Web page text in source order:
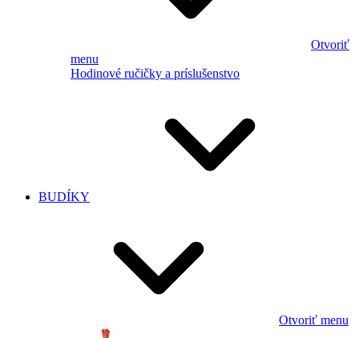
Otvoriť
menu
Hodinové ručičky a príslušenstvo
BUDÍKY
Otvoriť menu